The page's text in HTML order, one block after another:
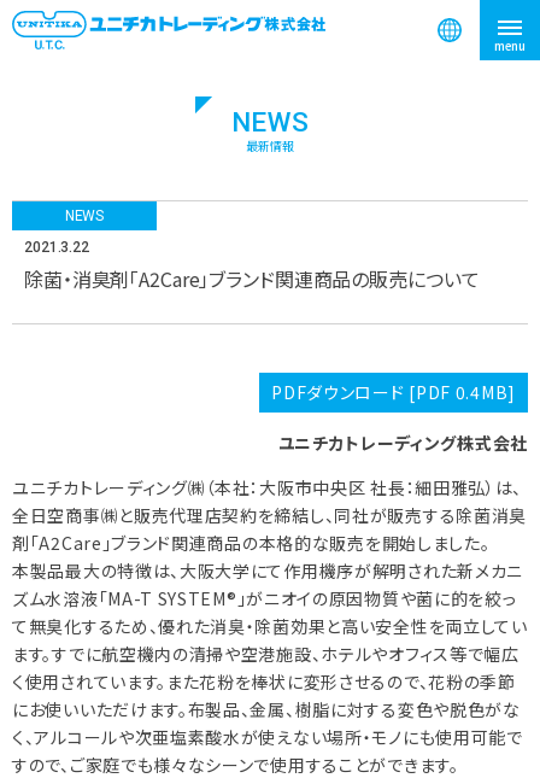
NEWS
最新情報
NEWS
2021.3.22
除菌・消臭剤「A2Care」ブランド関連商品の販売について
PDFダウンロード [PDF 0.4MB]
ユニチカトレーディング株式会社
ユニチカトレーディング㈱（本社：大阪市中央区 社長：細田雅弘）は、
全日空商事㈱と販売代理店契約を締結し、同社が販売する除菌消臭
剤「A2Care」ブランド関連商品の本格的な販売を開始しました。
本製品最大の特徴は、大阪大学にて作用機序が解明された新メカニ
ズム水溶液「MA-T SYSTEM®」がニオイの原因物質や菌に的を絞っ
て無臭化するため、優れた消臭・除菌効果と高い安全性を両立してい
ます。すでに航空機内の清掃や空港施設、ホテルやオフィス等で幅広
く使用されています。また花粉を棒状に変形させるので、花粉の季節
にお使いいただけます。布製品、金属、樹脂に対する変色や脱色がな
く、アルコールや次亜塩素酸水が使えない場所・モノにも使用可能で
すので、ご家庭でも様々なシーンで使用することができます。